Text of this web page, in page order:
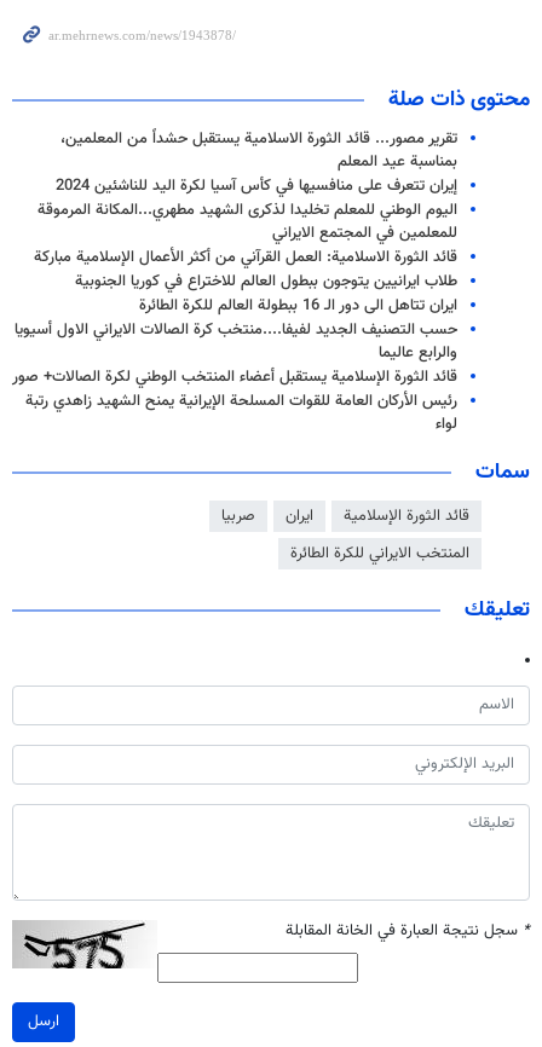
محتوى ذات صلة
تقریر مصور... قائد الثورة الاسلامية يستقبل حشداً من المعلمين،
بمناسبة عيد المعلم
إيران تتعرف على منافسيها في كأس آسيا لكرة اليد للناشئين 2024
اليوم الوطني للمعلم تخليدا لذكرى الشهيد مطهري...المكانة المرموقة
للمعلمين في المجتمع الايراني
قائد الثورة الاسلامية: العمل القرآني من أكثر الأعمال الإسلامية مباركة
طلاب ايرانيين يتوجون ببطول العالم للاختراع في كوريا الجنوبية
ايران تتاهل الى دور الـ 16 ببطولة العالم للكرة الطائرة
حسب التصنيف الجديد لفيفا....منتخب كرة الصالات الايراني الاول أسيويا
والرابع عاليما
قائد الثورة الإسلامية يستقبل أعضاء المنتخب الوطني لكرة الصالات+ صور
رئيس الأركان العامة للقوات المسلحة الإيرانية يمنح الشهيد زاهدي رتبة
لواء
سمات
قائد الثورة الإسلامية ايران
صربيا
المنتخب الايراني للكرة الطائرة
تعليقك
* سجل نتيجة العبارة في الخانة المقابلة
ارسل